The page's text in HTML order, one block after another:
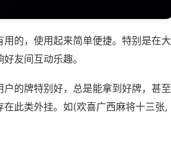
的，使用起来简单便捷。特别是在大
友间互动乐趣。
的牌特别好，总是能拿到好牌，甚至
此类外挂。如(欢喜广西麻将十三张,